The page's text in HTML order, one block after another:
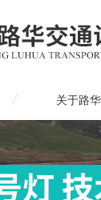
关于路华